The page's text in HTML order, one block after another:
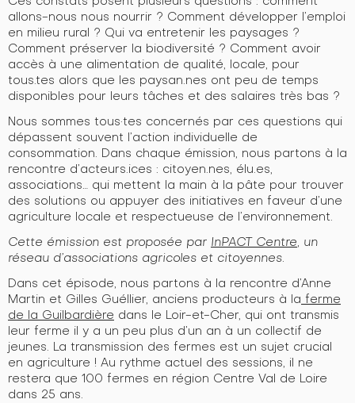
allons-nous nous nourrir ? Comment développer l’emploi
en milieu rural ? Qui va entretenir les paysages ?
Comment préserver la biodiversité ? Comment avoir
accès à une alimentation de qualité, locale, pour
tous.tes alors que les paysan.nes ont peu de temps
disponibles pour leurs tâches et des salaires très bas ?
Nous sommes tous·tes concernés par ces questions qui
dépassent souvent l’action individuelle de
consommation. Dans chaque émission, nous partons à la
rencontre d’acteurs.ices : citoyen.nes, élu.es,
associations… qui mettent la main à la pâte pour trouver
des solutions ou appuyer des initiatives en faveur d’une
agriculture locale et respectueuse de l’environnement.
Cette émission est proposée par InPACT Centre, un
réseau d’associations agricoles et citoyennes.
Dans cet épisode, nous partons à la rencontre d’Anne
Martin et Gilles Guéllier, anciens producteurs à la ferme
de la Guilbardière dans le Loir-et-Cher, qui ont transmis
leur ferme il y a un peu plus d’un an à un collectif de
jeunes. La transmission des fermes est un sujet crucial
en agriculture ! Au rythme actuel des sessions, il ne
restera que 100 fermes en région Centre Val de Loire
dans 25 ans.